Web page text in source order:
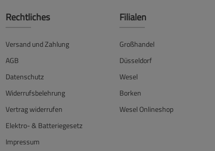
Rechtliches
Versand und Zahlung
AGB
Datenschutz
Widerrufsbelehrung
Vertrag widerrufen
Elektro- & Batteriegesetz
Impressum
Filialen
Großhandel
Düsseldorf
Wesel
Borken
Wesel Onlineshop